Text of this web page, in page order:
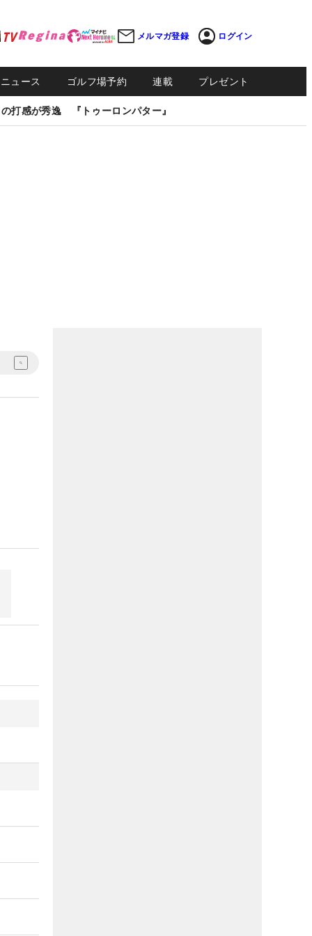
メルマガ登録 ログイン
ュース ゴルフ場予約 連載 プレゼント
打感が秀逸 『トゥーロンパター』